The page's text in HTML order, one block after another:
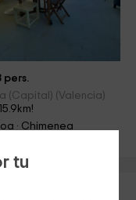
tu
pers.
(Capital) (Valencia)
· Chimenea